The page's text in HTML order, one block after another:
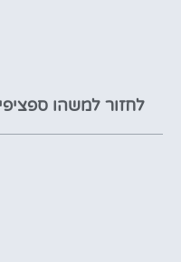
לחזור למשהו